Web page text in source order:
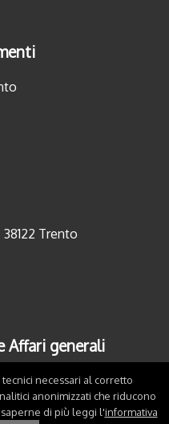
Trento
Affari generali
necessari al corretto
anonimizzati che riducono
di più leggi l'informativa